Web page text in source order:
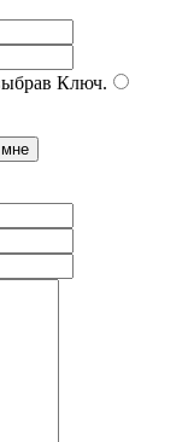
Ключ.